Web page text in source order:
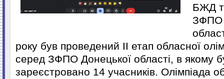
БЖД
ЗФПО
року був проведений ІІ етап обласної
серед ЗФПО Донецької області, в якому
зареєстровано 14 учасників. Олімпіада